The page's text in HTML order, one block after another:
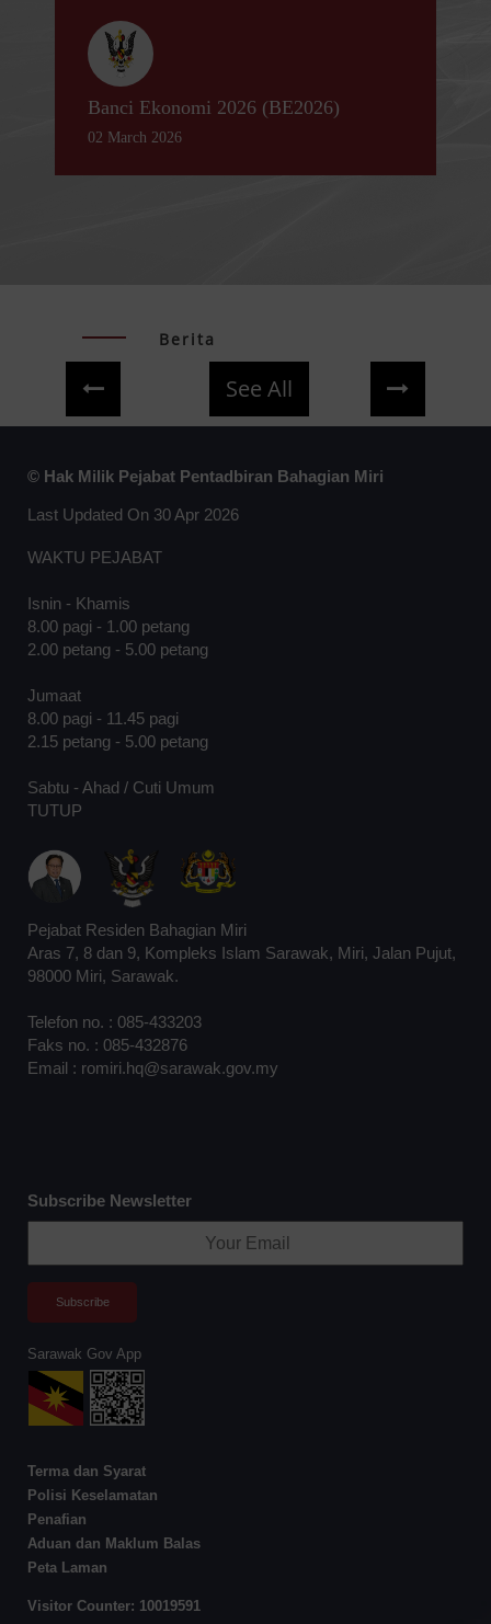
Banci Ekonomi 2026 (BE2026)
02 March 2026
Berita
See All
Previous Next
© Hak Milik Pejabat Pentadbiran Bahagian Miri
Last Updated On 30 Apr 2026
WAKTU PEJABAT
Isnin - Khamis
8.00 pagi - 1.00 petang
2.00 petang - 5.00 petang
Jumaat
8.00 pagi - 11.45 pagi
2.15 petang - 5.00 petang
Sabtu - Ahad / Cuti Umum
TUTUP
Pejabat Residen Bahagian Miri
Aras 7, 8 dan 9, Kompleks Islam Sarawak, Miri, Jalan Pujut,
98000 Miri, Sarawak.
Telefon no. : 085-433203
Faks no. : 085-432876
Email : romiri.hq@sarawak.gov.my
Subscribe Newsletter
Sarawak Gov App
Terma dan Syarat
Polisi Keselamatan
Penafian
Aduan dan Maklum Balas
Peta Laman
Visitor Counter: 10019591